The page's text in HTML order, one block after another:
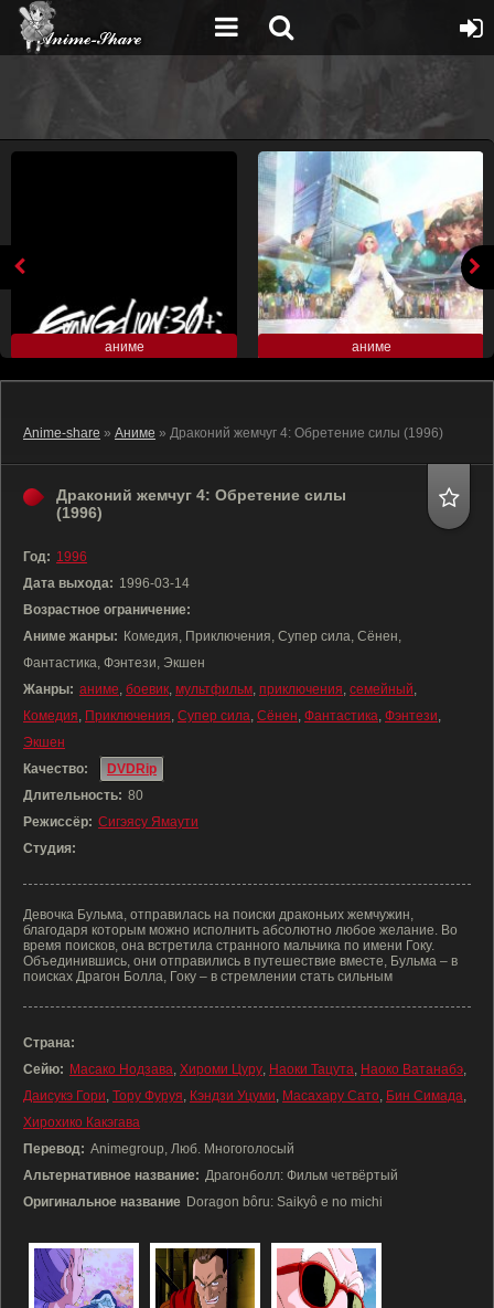
аниме аниме
Anime-share » Аниме » Драконий жемчуг 4: Обретение силы (1996)
Драконий жемчуг 4: Обретение силы
(1996)
Год: 1996
Дата выхода: 1996-03-14
Возрастное ограничение:
Аниме жанры: Комедия, Приключения, Супер сила, Сёнен,
Фантастика, Фэнтези, Экшен
Жанры: аниме, боевик, мультфильм, приключения, семейный,
Комедия, Приключения, Супер сила, Сёнен, Фантастика, Фэнтези,
Экшен
Качество:
DVDRip
Длительность: 80
Режиссёр: Сигэясу Ямаути
Студия:
Девочка Бульма, отправилась на поиски драконьих жемчужин,
благодаря которым можно исполнить абсолютно любое желание. Во
время поисков, она встретила странного мальчика по имени Гоку.
Объединившись, они отправились в путешествие вместе, Бульма – в
поисках Драгон Болла, Гоку – в стремлении стать сильным
Страна:
Сейю: Масако Нодзава, Хироми Цуру, Наоки Тацута, Наоко Ватанабэ,
Даисукэ Гори, Тору Фуруя, Кэндзи Уцуми, Масахару Сато, Бин Симада,
Хирохико Какэгава
Перевод: Animegroup, Люб. Многоголосый
Альтернативное название: Драгонболл: Фильм четвёртый
Оригинальное название Doragon bôru: Saikyô e no michi